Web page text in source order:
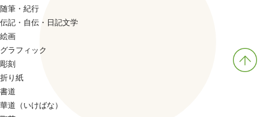
随筆・紀行
伝記・自伝・日記文学
絵画
グラフィック
彫刻
折り紙
書道
華道（いけばな）